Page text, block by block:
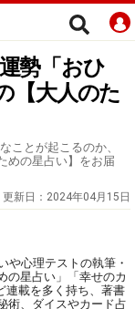
勢「おひ
【大人のた
ことが起こるのか、
めの星占い】をお届
更新日： 2024年04月15日
や心理テストの執筆・
の星占い」「幸せのカ
連載を多く持ち、著書
術、ダイスやカード占